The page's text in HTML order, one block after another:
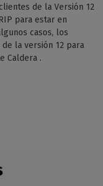
de la Versión 12
para estar en
casos, los
la versión 12 para
Caldera .